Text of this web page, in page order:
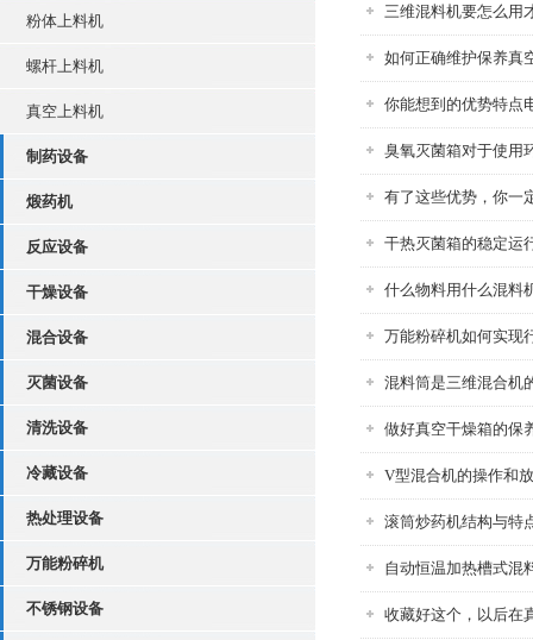
粉体上料机
螺杆上料机
真空上料机
制药设备
煅药机
反应设备
干燥设备
混合设备
灭菌设备
清洗设备
冷藏设备
热处理设备
万能粉碎机
不锈钢设备
三维混料机要怎么用
如何正确维护保养真
你能想到的优势特点
臭氧灭菌箱对于使用
有了这些优势，你一
干热灭菌箱的稳定运
什么物料用什么混料
万能粉碎机如何实现
混料筒是三维混合机
做好真空干燥箱的保
V型混合机的操作和
滚筒炒药机结构与特
自动恒温加热槽式混
收藏好这个，以后在